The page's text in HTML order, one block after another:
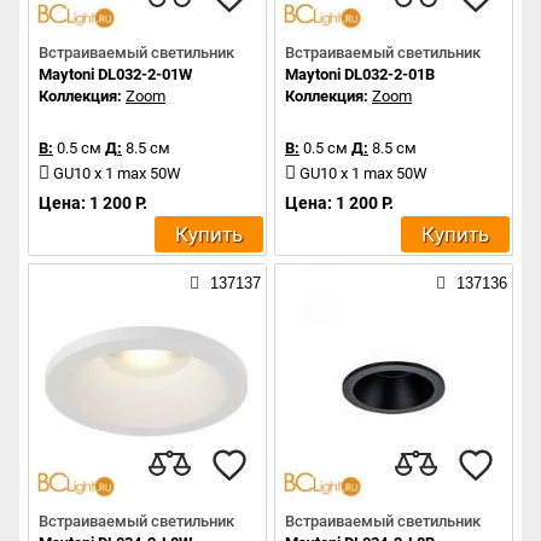
Встраиваемый светильник
Maytoni DL032-2-01W
Коллекция: Zoom
В: 0.5 см Д: 8.5 см
GU10 x 1 max 50W
Цена: 1 200 Р.
Купить
Встраиваемый светильник
Maytoni DL032-2-01B
Коллекция: Zoom
В: 0.5 см Д: 8.5 см
GU10 x 1 max 50W
Цена: 1 200 Р.
Купить
137137
Встраиваемый светильник
137136
Встраиваемый светильник